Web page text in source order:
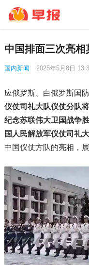
中国排面三次亮相
国内新闻 2025年5月8日
应俄罗斯、白俄罗斯国
仪仗司礼大队仪仗分队
纪念苏联伟大卫国战争
国人民解放军仪仗司礼
中国仪仗方队的亮相，